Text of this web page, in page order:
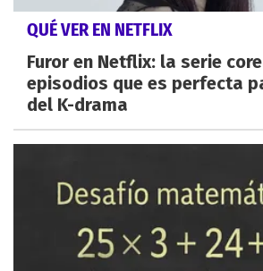
QUÉ VER EN NETFLIX
Furor en Netflix: la serie
episodios que es perfecta
del K-drama